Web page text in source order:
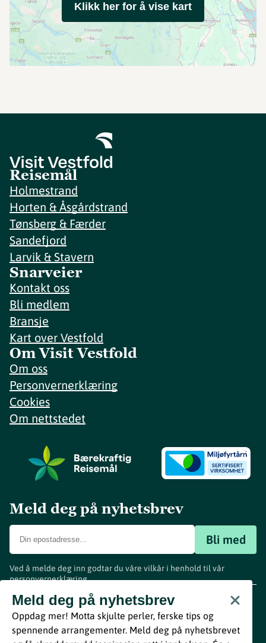
Klikk her for å vise kart
Reisemål
Holmestrand
Horten & Åsgårdstrand
Tønsberg & Færder
Sandefjord
Larvik & Stavern
Snarveier
Kontakt oss
Bli medlem
Bransje
Kart over Vestfold
Om Visit Vestfold
Om oss
Personvernerklæring
Cookies
Om nettstedet
Meld deg på nyhetsbrev
Bli med
Ved å melde deg inn godtar du våre vilkår i henhold til vår
personvernerklæring.
Meld deg på nyhetsbrev
Oppdag mer! Motta skjulte perler, ferske tips og
spennende arrangementer. Meld deg på nyhetsbrevet
www.visitvestfold.com
Turistinformasjon
Vestfold Fylkeskommune